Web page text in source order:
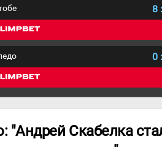
8 :
0 :
"Андрей Скабелка